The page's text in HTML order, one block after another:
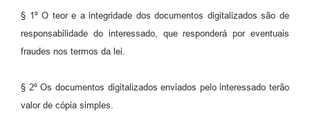
§ 1º O teor e a integridade dos documentos digitalizados são de
responsabilidade do interessado, que responderá por eventuais
fraudes nos termos da lei.
§ 2º Os documentos digitalizados enviados pelo interessado terão
valor de cópia simples.